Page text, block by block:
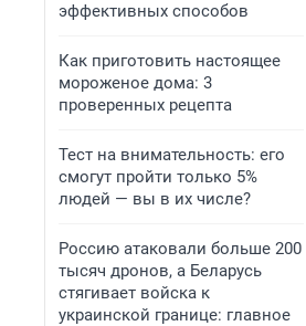
эффективных способов
Как приготовить настоящее
мороженое дома: 3
проверенных рецепта
Тест на внимательность: его
смогут пройти только 5%
людей — вы в их числе?
Россию атаковали больше 200
тысяч дронов, а Беларусь
стягивает войска к
украинской границе: главное